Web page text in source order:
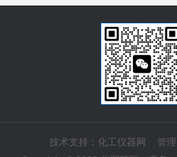
技术支持： 化工仪器网 管